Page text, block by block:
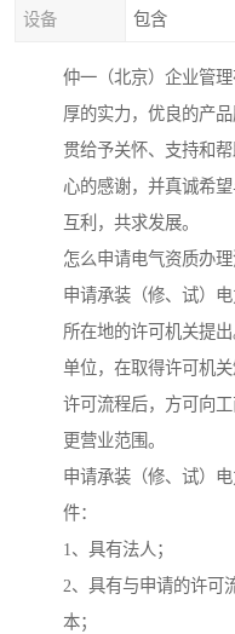
设备 包含
仲一（北京）企业管
厚的实力，优良的产
贯给予关怀、支持和
心的感谢，并真诚希
互利，共求发展。
怎么申请电气资质办理
申请承装（修、试）
所在地的许可机关提
单位，在取得许可机
许可流程后，方可向
更营业范围。
申请承装（修、试）
件：
1、具有法人；
2、具有与申请的许可
本；